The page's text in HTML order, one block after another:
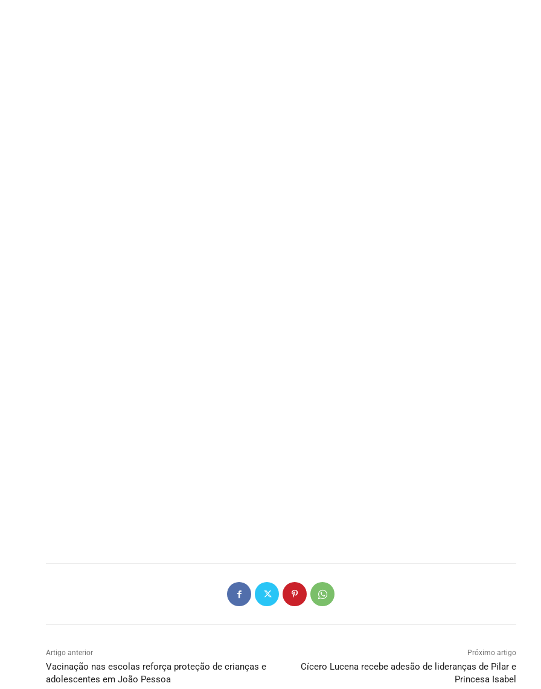
Artigo anterior
Vacinação nas escolas reforça proteção de crianças e
adolescentes em João Pessoa
Próximo artigo
Cícero Lucena recebe adesão de lideranças de Pilar e
Princesa Isabel